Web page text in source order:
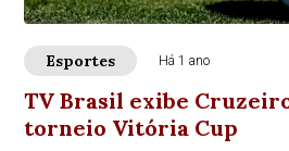
Esportes Há 1 ano
TV Brasil exibe
torneio Vitória Cup